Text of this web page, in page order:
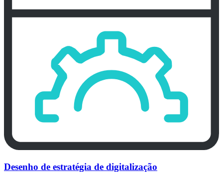
Desenho de estratégia de digitalização